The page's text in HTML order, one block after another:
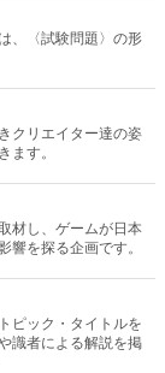
、〈試験問題〉の形
クリエイター達の姿
す。
材し、ゲームが日本
を探る企画です。
ピック・タイトルを
識者による解説を掲